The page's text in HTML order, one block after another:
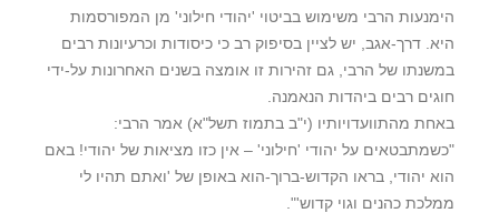
הימנעות הרבי משימוש בביטוי 'יהודי חילוני' מן המפורסמות
היא. דרך-אגב, יש לציין בסיפוק רב כי כיסודות וכרעיונות רבים
במשנתו של הרבי, גם זהירות זו אומצה בשנים האחרונות על-ידי
חוגים רבים ביהדות הנאמנה.
באחת מהתוועדויותיו (י"ב בתמוז תשל"א) אמר הרבי:
"כשמתבטאים על יהודי 'חילוני' – אין כזו מציאות של יהודי! באם
הוא יהודי, בראו הקדוש-ברוך-הוא באופן של 'ואתם תהיו לי
ממלכת כהנים וגוי קדוש'".